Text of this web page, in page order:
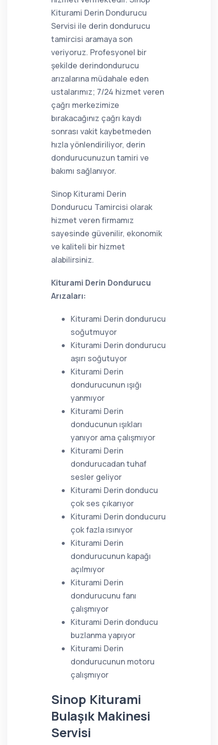
Kiturami Derin Dondurucu
Servisi ile derin dondurucu
tamircisi aramaya son
veriyoruz. Profesyonel bir
şekilde derindondurucu
arızalarına müdahale eden
ustalarımız; 7/24 hizmet veren
çağrı merkezimize
bırakacağınız çağrı kaydı
sonrası vakit kaybetmeden
hızla yönlendiriliyor, derin
dondurucunuzun tamiri ve
bakımı sağlanıyor.
Sinop Kiturami Derin
Dondurucu Tamircisi olarak
hizmet veren firmamız
sayesinde güvenilir, ekonomik
ve kaliteli bir hizmet
alabilirsiniz.
Kiturami Derin Dondurucu
Arızaları:
Kiturami Derin dondurucu
soğutmuyor
Kiturami Derin dondurucu
aşırı soğutuyor
Kiturami Derin
dondurucunun ışığı
yanmıyor
Kiturami Derin
donducunun ışıkları
yanıyor ama çalışmıyor
Kiturami Derin
dondurucadan tuhaf
sesler geliyor
Kiturami Derin donducu
çok ses çıkarıyor
Kiturami Derin donducuru
çok fazla ısınıyor
Kiturami Derin
dondurucunun kapağı
açılmıyor
Kiturami Derin
dondurucunu fanı
çalışmıyor
Kiturami Derin donducu
buzlanma yapıyor
Kiturami Derin
dondurucunun motoru
çalışmıyor
Sinop Kiturami
Bulaşık Makinesi
Servisi